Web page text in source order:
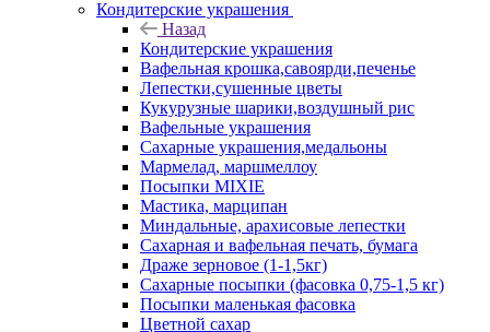
Кондитерские украшения
Назад
Кондитерские украшения
Вафельная крошка,савоярди,печенье
Лепестки,сушенные цветы
Кукурузные шарики,воздушный рис
Вафельные украшения
Сахарные украшения,медальоны
Мармелад, маршмеллоу
Посыпки MIXIE
Мастика, марципан
Миндальные, арахисовые лепестки
Сахарная и вафельная печать, бумага
Драже зерновое (1-1,5кг)
Сахарные посыпки (фасовка 0,75-1,5 кг)
Посыпки маленькая фасовка
Цветной сахар